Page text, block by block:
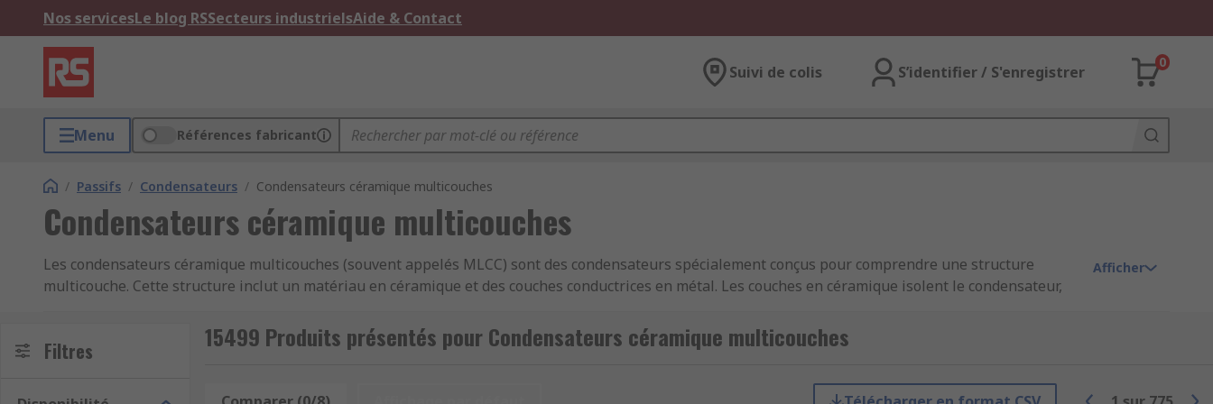
Nos servicesLe blog RSSecteurs industrielsAide & Contact
Suivi de colis S’identifier / S'enregistrer
0
Menu Références fabricant
/ Passifs / Condensateurs / Condensateurs céramique multicouches
Condensateurs céramique multicouches
Les condensateurs céramique multicouches (souvent appelés MLCC) sont des condensateurs spécialement conçus pour comprendre une structure
multicouche. Cette structure inclut un matériau en céramique et des couches conductrices en métal. Les couches en céramique isolent le condensateur,
capacité de courant d'ondulation élevé et une ESR (résistance de série équivalente), et une ESL (inductance de série équivalente) extrêmement faibles, ce
qui contribue à rendre ces produits parfaits pour une multitude d'applications.
Les MLCC sont fournis dans des tailles de boîtier standard, telles que 0402, 0805, 1206, etc. Il s'agit de tailles de boîtier reconnues internationalement
Afficher
Filtres 15499 Produits présentés pour Condensateurs céramique multicouches